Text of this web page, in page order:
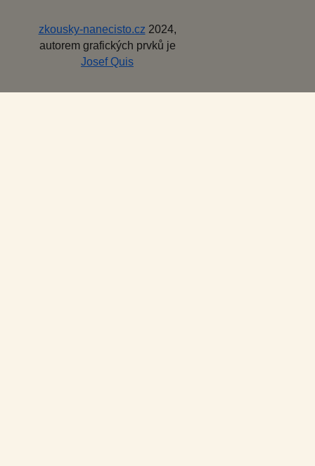
zkousky-nanecisto.cz 2024,
autorem grafických prvků je
Josef Quis